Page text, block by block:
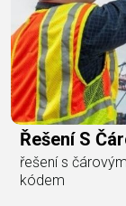
Řešení S
řešení s
kódem